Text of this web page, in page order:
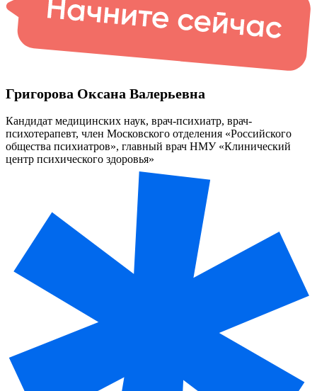
Григорова Оксана Валерьевна
Кандидат медицинских наук, врач-психиатр, врач-
психотерапевт, член Московского отделения «Российского
общества психиатров», главный врач НМУ «Клинический
центр психического здоровья»